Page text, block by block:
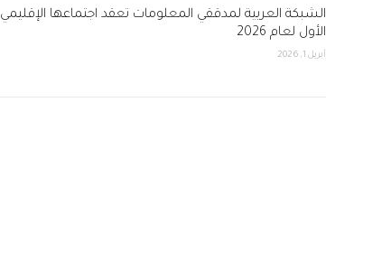
الشبكة العربية لمدققي المعلومات تعقد اجتماعها الإقليمي
الأول لعام 2026
أبريل 1, 2026